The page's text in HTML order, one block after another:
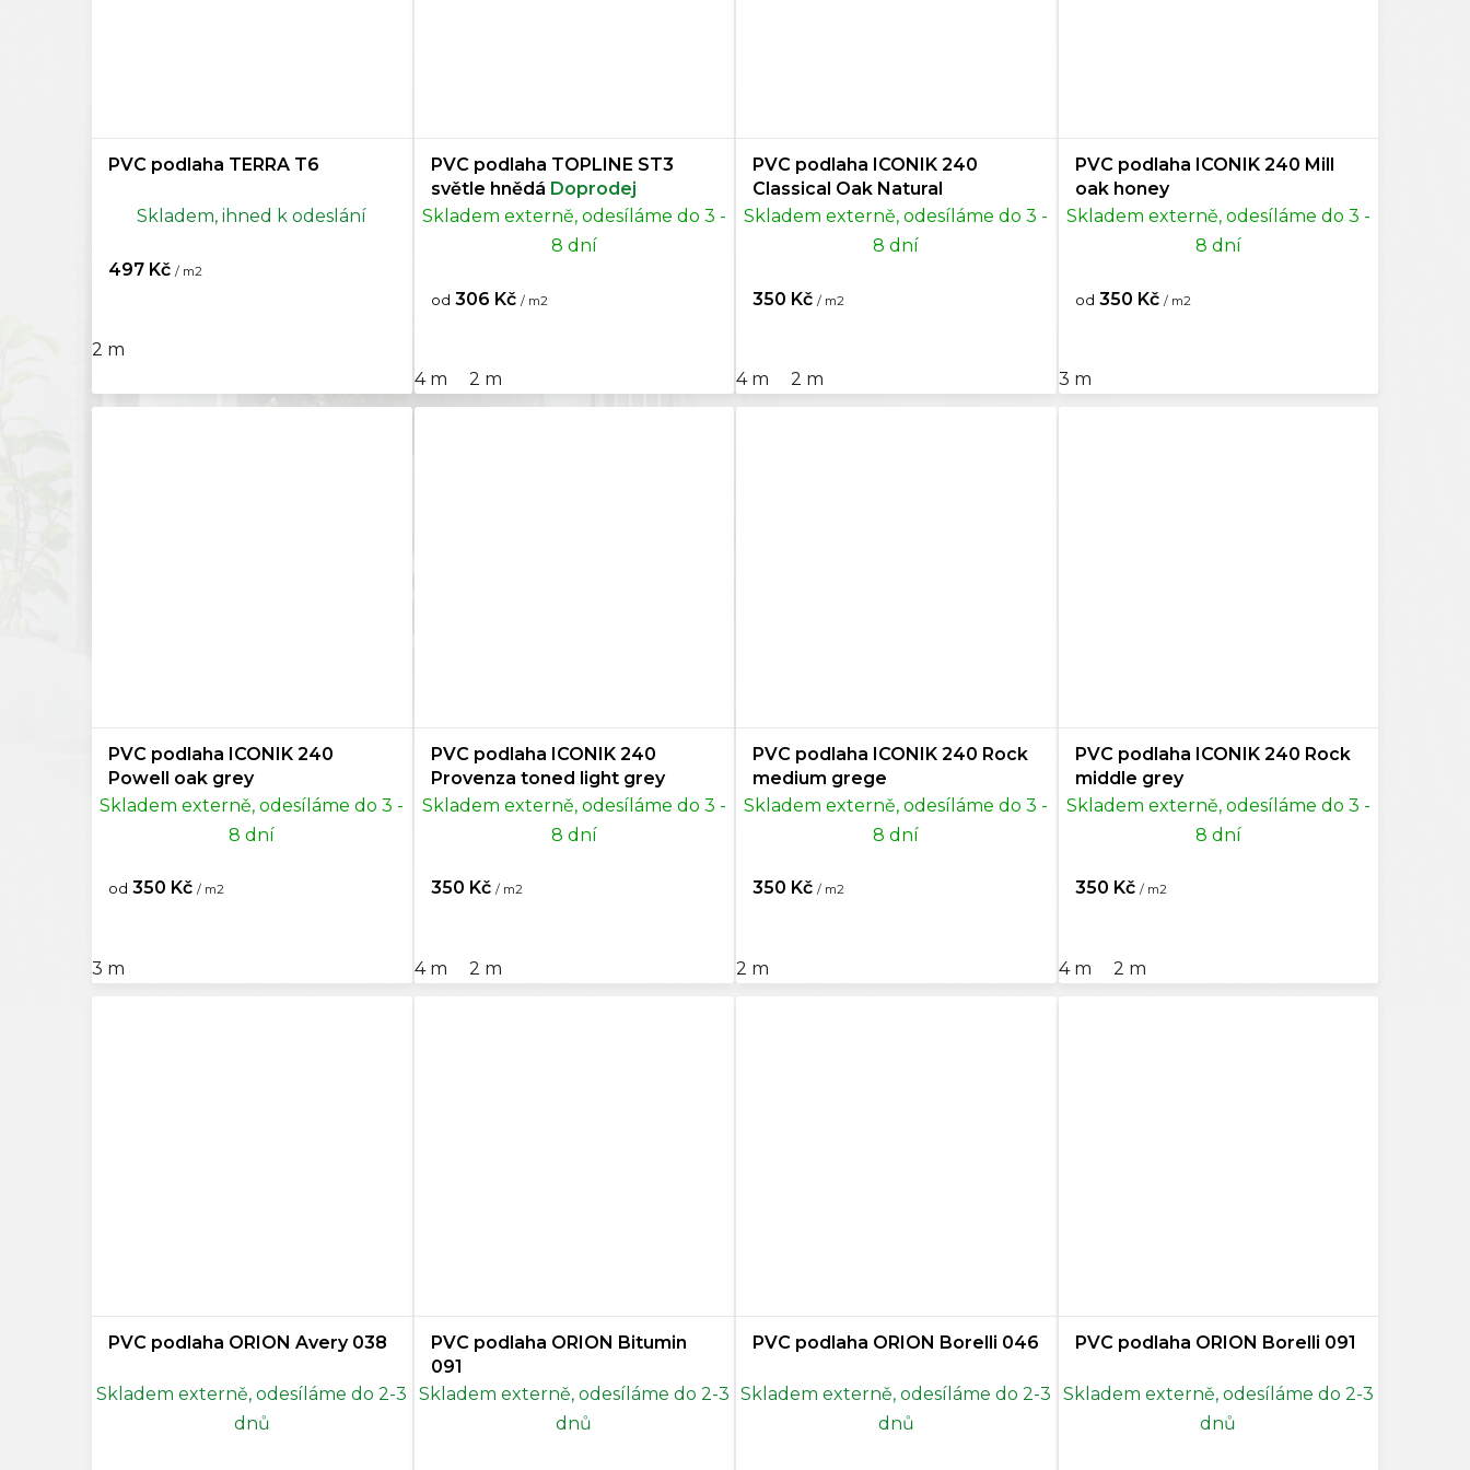
PVC podlaha TERRA T6
Skladem, ihned k odeslání
497 Kč / m2
2 m
PVC podlaha TOPLINE ST3
světle hnědá Doprodej
Skladem externě, odesíláme do 3 -
8 dní
od 306 Kč / m2
4 m 2 m
PVC podlaha ICONIK 240
Classical Oak Natural
Skladem externě, odesíláme do 3 -
8 dní
350 Kč / m2
4 m 2 m
PVC podlaha ICONIK 240 Mill
oak honey
Skladem externě, odesíláme do 3 -
8 dní
od 350 Kč / m2
3 m
PVC podlaha ICONIK 240
Powell oak grey
Skladem externě, odesíláme do 3 -
8 dní
od 350 Kč / m2
3 m
PVC podlaha ICONIK 240
Provenza toned light grey
Skladem externě, odesíláme do 3 -
8 dní
350 Kč / m2
4 m 2 m
PVC podlaha ICONIK 240 Rock
medium grege
Skladem externě, odesíláme do 3 -
8 dní
350 Kč / m2
2 m
PVC podlaha ICONIK 240 Rock
middle grey
Skladem externě, odesíláme do 3 -
8 dní
350 Kč / m2
4 m 2 m
PVC podlaha ORION Avery 038
Skladem externě, odesíláme do 2-3
dnů
PVC podlaha ORION Bitumin
091
Skladem externě, odesíláme do 2-3
dnů
PVC podlaha ORION Borelli 046
Skladem externě, odesíláme do 2-3
dnů
PVC podlaha ORION Borelli 091
Skladem externě, odesíláme do 2-3
dnů